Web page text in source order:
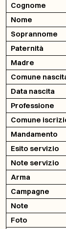
Cognome
Nome
Soprannome
Paternità
Madre
Comune
Data nascita
Professione
Comune
Mandamento
Esito servizio
Note servizio
Arma
Campagne
Note
Foto